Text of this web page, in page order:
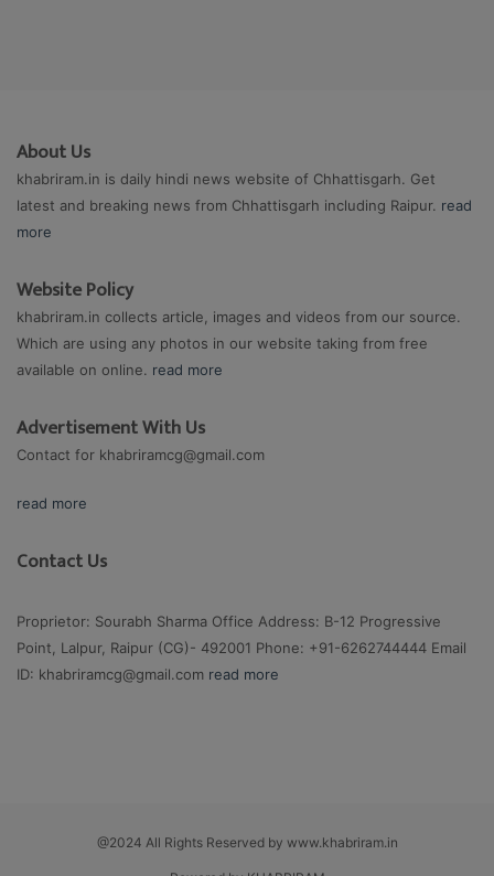
About Us
khabriram.in is daily hindi news website of Chhattisgarh. Get
latest and breaking news from Chhattisgarh including Raipur. read
more
Website Policy
khabriram.in collects article, images and videos from our source.
Which are using any photos in our website taking from free
available on online. read more
Advertisement With Us
Contact for khabriramcg@gmail.com
read more
Contact Us
Proprietor: Sourabh Sharma Office Address: B-12 Progressive
Point, Lalpur, Raipur (CG)- 492001 Phone: +91-6262744444 Email
ID: khabriramcg@gmail.com read more
@2024 All Rights Reserved by www.khabriram.in